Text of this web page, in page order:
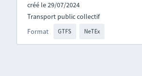
créé le 29/07/2024
Format GTFS NeTEx
Transport public collectif